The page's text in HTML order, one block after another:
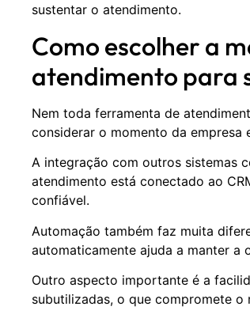
sustentar o atendimento.
Como escolher a
atendimento para
Nem toda ferramenta de
considerar o momento da empresa
A integração com outros sistemas
atendimento está conectado ao
confiável.
Automação também faz muita
automaticamente ajuda a manter a
Outro aspecto importante é a
subutilizadas, o que compromete o